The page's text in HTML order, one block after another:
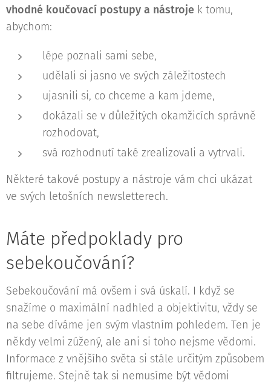
vhodné koučovací postupy a nástroje k tomu,
abychom:
lépe poznali sami sebe,
udělali si jasno ve svých záležitostech
ujasnili si, co chceme a kam jdeme,
dokázali se v důležitých okamžicích správně
rozhodovat,
svá rozhodnutí také zrealizovali a vytrvali.
Některé takové postupy a nástroje vám chci ukázat
ve svých letošních newsletterech.
Máte předpoklady pro
sebekoučování?
Sebekoučování má ovšem i svá úskalí. I když se
snažíme o maximální nadhled a objektivitu, vždy se
na sebe díváme jen svým vlastním pohledem. Ten je
někdy velmi zúžený, ale ani si toho nejsme vědomi.
Informace z vnějšího světa si stále určitým způsobem
filtrujeme. Stejně tak si nemusíme být vědomi